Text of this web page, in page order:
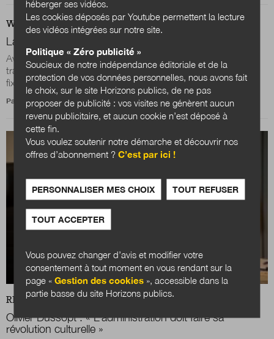
WEB ACTUALITÉS
La transformation de la fonction publique en marche
Avec constance, le gouvernement avance sur le projet de
transformation de la fonction publique. Après les orientations
fixées lors du premier Comité...
Par Jean-Charles Savignac
REVUE DOSSIER
Olivier Dussopt : « L’administration doit faire sa
révolution culturelle »
héberger ses vidéos.
Les cookies déposés par Youtube permettent la lecture
des vidéos intégrées sur notre site.
Politique « Zéro publicité »
Soucieux de notre indépendance éditoriale et de la
protection de vos données personnelles, nous avons fait
le choix, sur le site Horizons publics, de ne pas
proposer de publicité : vos visites ne génèrent aucun
revenu publicitaire, et aucun cookie n’est déposé à
cette fin.
Vous voulez soutenir notre démarche et découvrir nos
offres d’abonnement ?C’est par ici !
PERSONNALISER MES CHOIX TOUT REFUSER
TOUT ACCEPTER
Vous pouvez changer d’avis et modifier votre
consentement à tout moment en vous rendant sur la
page «Gestion des cookies », accessible dans la
partie basse du site Horizons publics.